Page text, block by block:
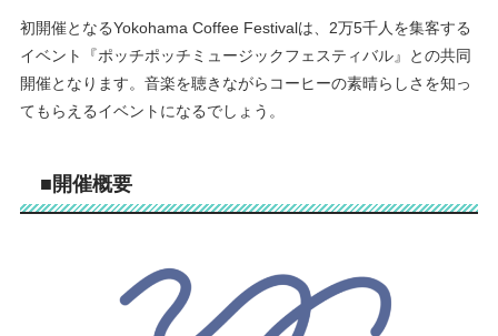
初開催となるYokohama Coffee Festivalは、2万5千人を集客する
イベント『ポッチポッチミュージックフェスティバル』との共同
開催となります。音楽を聴きながらコーヒーの素晴らしさを知っ
てもらえるイベントになるでしょう。
■開催概要